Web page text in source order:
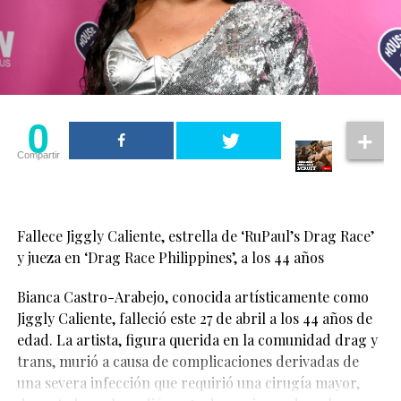
Ver esta publicación en Instagram
0
Compartir
Fallece Jiggly Caliente, estrella de ‘RuPaul’s Drag Race’
y jueza en ‘Drag Race Philippines’, a los 44 años
Bianca Castro-Arabejo, conocida artísticamente como
Jiggly Caliente, falleció este 27 de abril a los 44 años de
edad. La artista, figura querida en la comunidad drag y
trans, murió a causa de complicaciones derivadas de
una severa infección que requirió una cirugía mayor,